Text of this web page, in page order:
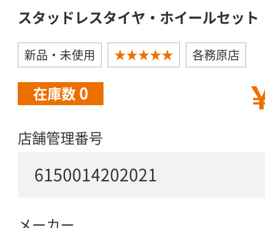
スタッドレスタイヤ・ホイールセット
新品・未使用 ★★★★★ 各務原店
在庫数 0
店舗管理番号
6150014202021
メーカー